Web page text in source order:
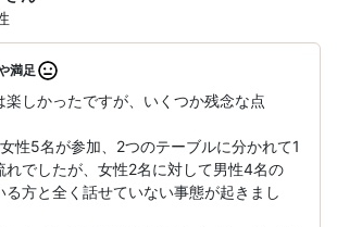
満足
楽しかったですが、いくつか残念な点
性5名が参加、2つのテーブルに分かれて1
れでしたが、女性2名に対して男性4名の
る方と全く話せていない事態が起きまし